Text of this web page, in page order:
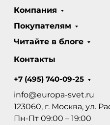
Компания
Покупателям
Читайте в блоге
Контакты
+7 (495) 740-09-25
info@europa-svet.ru
123060, г. Москва, ул.
Пн-Пт 09:00 – 19:00